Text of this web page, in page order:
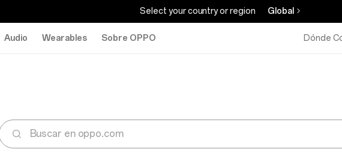
Select your country or region Global
Audio Wearables Sobre OPPO Dónde